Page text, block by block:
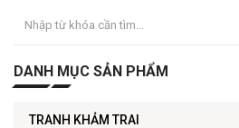
DANH MỤC SẢN PHẨM
TRANH KHẢM TRAI